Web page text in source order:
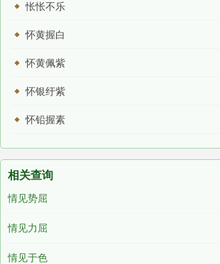
怅怅不乐
怀黄握白
怀黄佩紫
怀银纡紫
怀铅握素
相关查询
情见势屈
情见力屈
情见于色